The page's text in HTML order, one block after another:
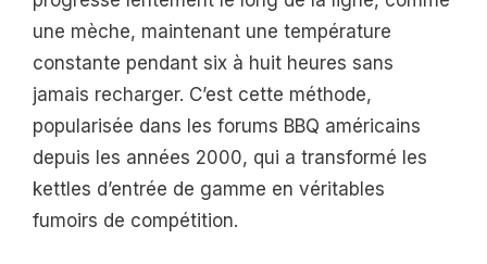
une mèche, maintenant une température
constante pendant six à huit heures sans
jamais recharger. C’est cette méthode,
popularisée dans les forums BBQ américains
depuis les années 2000, qui a transformé les
kettles d’entrée de gamme en véritables
fumoirs de compétition.